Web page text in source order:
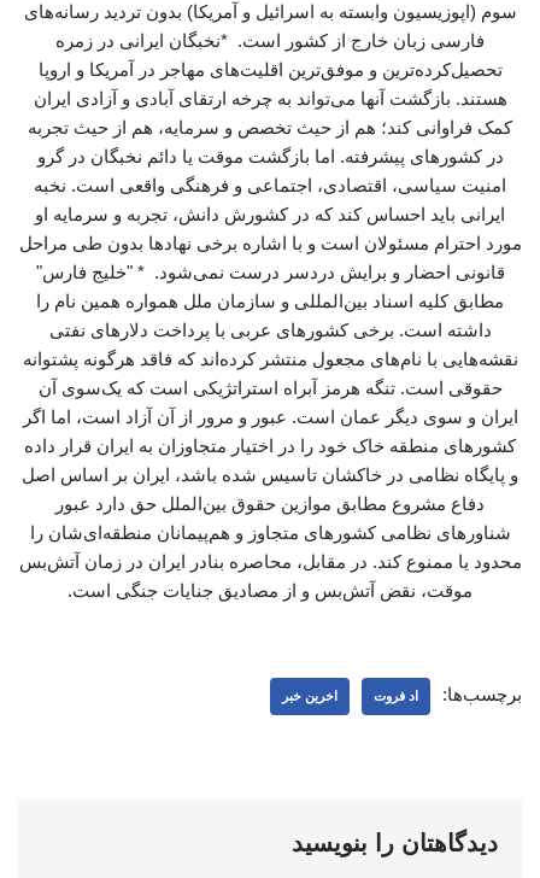
سوم (اپوزیسیون وابسته به اسرائیل و آمریکا) بدون تردید رسانه‌های
فارسی زبان خارج از کشور است. *نخبگان ایرانی در زمره
تحصیل‌کرده‌ترین و موفق‌ترین اقلیت‌های مهاجر در آمریکا و اروپا
هستند. بازگشت آنها می‌تواند به چرخه ارتقای آبادی و آزادی ایران
کمک فراوانی کند؛ هم از حیث تخصص و سرمایه، هم از حیث تجربه
در کشورهای پیشرفته. اما بازگشت موقت یا دائم نخبگان در گرو
امنیت سیاسی، اقتصادی، اجتماعی و فرهنگی واقعی است. نخبه
ایرانی باید احساس کند که در کشورش دانش، تجربه و سرمایه او
مورد احترام مسئولان است و با اشاره برخی نهادها بدون طی مراحل
قانونی احضار و برایش دردسر درست نمی‌شود. * "خلیج فارس"
مطابق کلیه اسناد بین‌المللی و سازمان ملل همواره همین نام را
داشته است. برخی کشورهای عربی با پرداخت دلارهای نفتی
نقشه‌هایی با نام‌های مجعول منتشر کرده‌اند که فاقد هرگونه پشتوانه
حقوقی است. تنگه هرمز آبراه استراتژیکی است که یک‌سوی آن
ایران و سوی دیگر عمان است. عبور و مرور از آن آزاد است، اما اگر
کشورهای منطقه خاک خود را در اختیار متجاوزان به ایران قرار داده
و پایگاه نظامی در خاکشان تاسیس شده باشد، ایران بر اساس اصل
دفاع مشروع مطابق موازین حقوق بین‌الملل حق دارد عبور
شناورهای نظامی کشورهای متجاوز و هم‌پیمانان منطقه‌ای‌شان را
محدود یا ممنوع کند. در مقابل، محاصره بنادر ایران در زمان آتش‌بس
موقت، نقض آتش‌بس و از مصادیق جنایات جنگی است.
برچسب‌ها: اد فروت اخرین خبر
دیدگاهتان را بنویسید